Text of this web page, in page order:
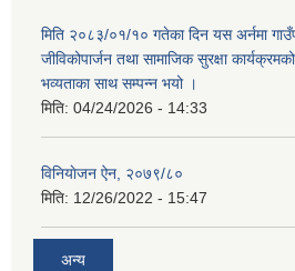
मिति २०८३/०१/१० गतेका दिन यस अर्नमा
जीविकोपार्जन तथा सामाजिक सुरक्षा
भव्यताका साथ सम्पन्न भयो ।
मिति: 04/24/2026 - 14:33
विनियाेजन ऐन, २०७९/८०
मिति: 12/26/2022 - 15:47
अन्य